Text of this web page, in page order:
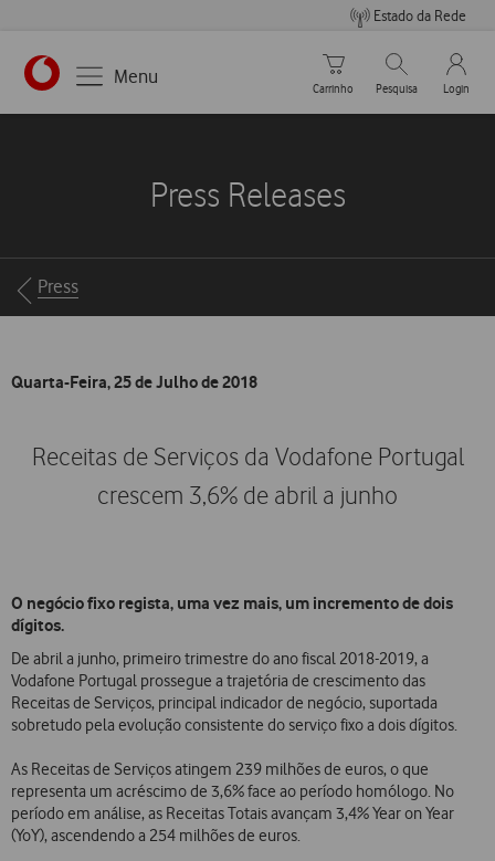
Estado da Rede
https://www.vodafone.pt
Menu
Carrinho de compras
Carrinho
Pesquisar
Pesquisa
My
Login
Press Releases
Breadcrumbs
Press
Quarta-Feira, 25 de Julho de 2018
Receitas de Serviços da Vodafone Portugal
crescem 3,6% de abril a junho
O negócio fixo regista, uma vez mais, um incremento de dois
dígitos.
De abril a junho, primeiro trimestre do ano fiscal 2018-2019, a
Vodafone Portugal prossegue a trajetória de crescimento das
Receitas de Serviços, principal indicador de negócio, suportada
sobretudo pela evolução consistente do serviço fixo a dois dígitos.
As Receitas de Serviços atingem 239 milhões de euros, o que
representa um acréscimo de 3,6% face ao período homólogo. No
período em análise, as Receitas Totais avançam 3,4% Year on Year
(YoY), ascendendo a 254 milhões de euros.